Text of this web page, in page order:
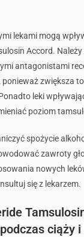
lekami mogą
Accord.
antagonistami
zwiększa
leki
poziom
spożycie
zawroty
nowych
się z lekarzem.
ciąży